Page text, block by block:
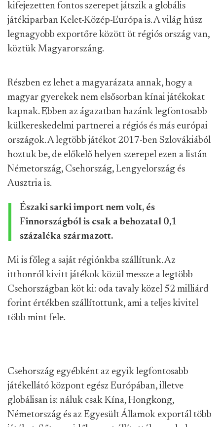
kifejezetten fontos szerepet játszik a globális
játékiparban Kelet-Közép-Európa is. A világ húsz
legnagyobb exportőre között öt régiós ország van,
köztük Magyarorszáng.
Részben ez lehet a magyarázata annak, hogy a
magyar gyerekek nem elsősorban kínai játékokat
kapnak. Ebben az ágazatban hazánk legfontosabb
külkereskedelmi partnerei a régiós és más európai
országok. A legtöbb játékot 2017-ben Szlovákiából
hoztuk be, de előkelő helyen szerepel ezen a listán
Németország, Csehország, Lengyelország és
Ausztria is.
Északi sarki import nem volt, és
Finnországból is csak a behozatal 0,1
százaléka származott.
Mi is főleg a saját régiónkba szállítunk. Az
itthonról kivitt játékok közül messze a legtöbb
Csehországban köt ki: oda tavaly közel 52 milliárd
forint értékben szállítottunk, ami a teljes kivitel
több mint fele.
Csehország egyébként az egyik legfontosabb
játékellátó központ egész Európában, illetve
globálisan is: náluk csak Kína, Hongkong,
Németország és az Egyesült Államok exportál több